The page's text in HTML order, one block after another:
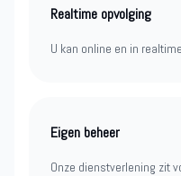
Realtime opvolging
U kan online en in
Eigen beheer
Onze dienstverlening zit